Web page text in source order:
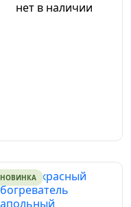
нет в наличии
НОВИНКА